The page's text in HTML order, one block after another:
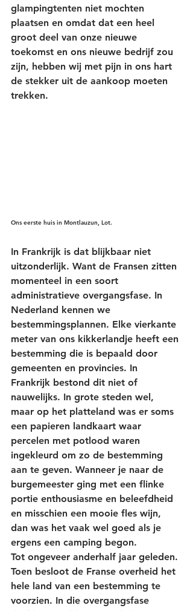
glampingtenten niet mochten
plaatsen en omdat dat een heel
groot deel van onze nieuwe
toekomst en ons nieuwe bedrijf zou
zijn, hebben wij met pijn in ons hart
de stekker uit de aankoop moeten
trekken.
Ons eerste huis in Montlauzun, Lot.
In Frankrijk is dat blijkbaar niet
uitzonderlijk. Want de Fransen zitten
momenteel in een soort
administratieve overgangsfase. In
Nederland kennen we
bestemmingsplannen. Elke vierkante
meter van ons kikkerlandje heeft een
bestemming die is bepaald door
gemeenten en provincies. In
Frankrijk bestond dit niet of
nauwelijks. In grote steden wel,
maar op het platteland was er soms
een papieren landkaart waar
percelen met potlood waren
ingekleurd om zo de bestemming
aan te geven. Wanneer je naar de
burgemeester ging met een flinke
portie enthousiasme en beleefdheid
en misschien een mooie fles wijn,
dan was het vaak wel goed als je
ergens een camping begon.
Tot ongeveer anderhalf jaar geleden.
Toen besloot de Franse overheid het
hele land van een bestemming te
voorzien. In die overgangsfase